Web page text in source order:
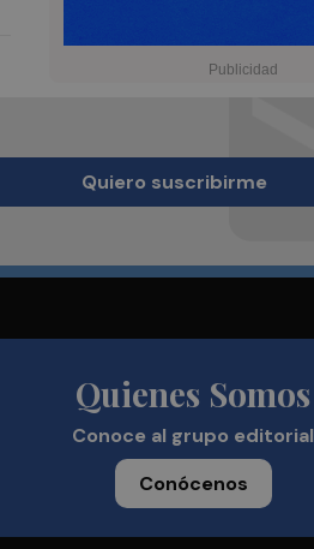
Quiero suscribirme
Quienes Somos
Conoce al grupo editorial
Conócenos